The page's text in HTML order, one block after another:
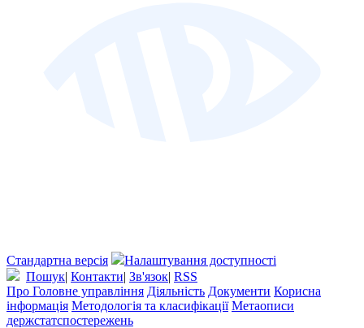
Стандартна версія
Налаштування доступності
Пошук| Контакти| Зв'язок| RSS
Про Головне управління Діяльність Документи Корисна
інформація Методологія та класифікації Метаописи
держстатспостережень